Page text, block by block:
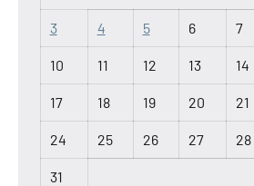
3 4 5 6 7
10 11 12 13 14
17 18 19 20 21
24 25 26 27 28
31